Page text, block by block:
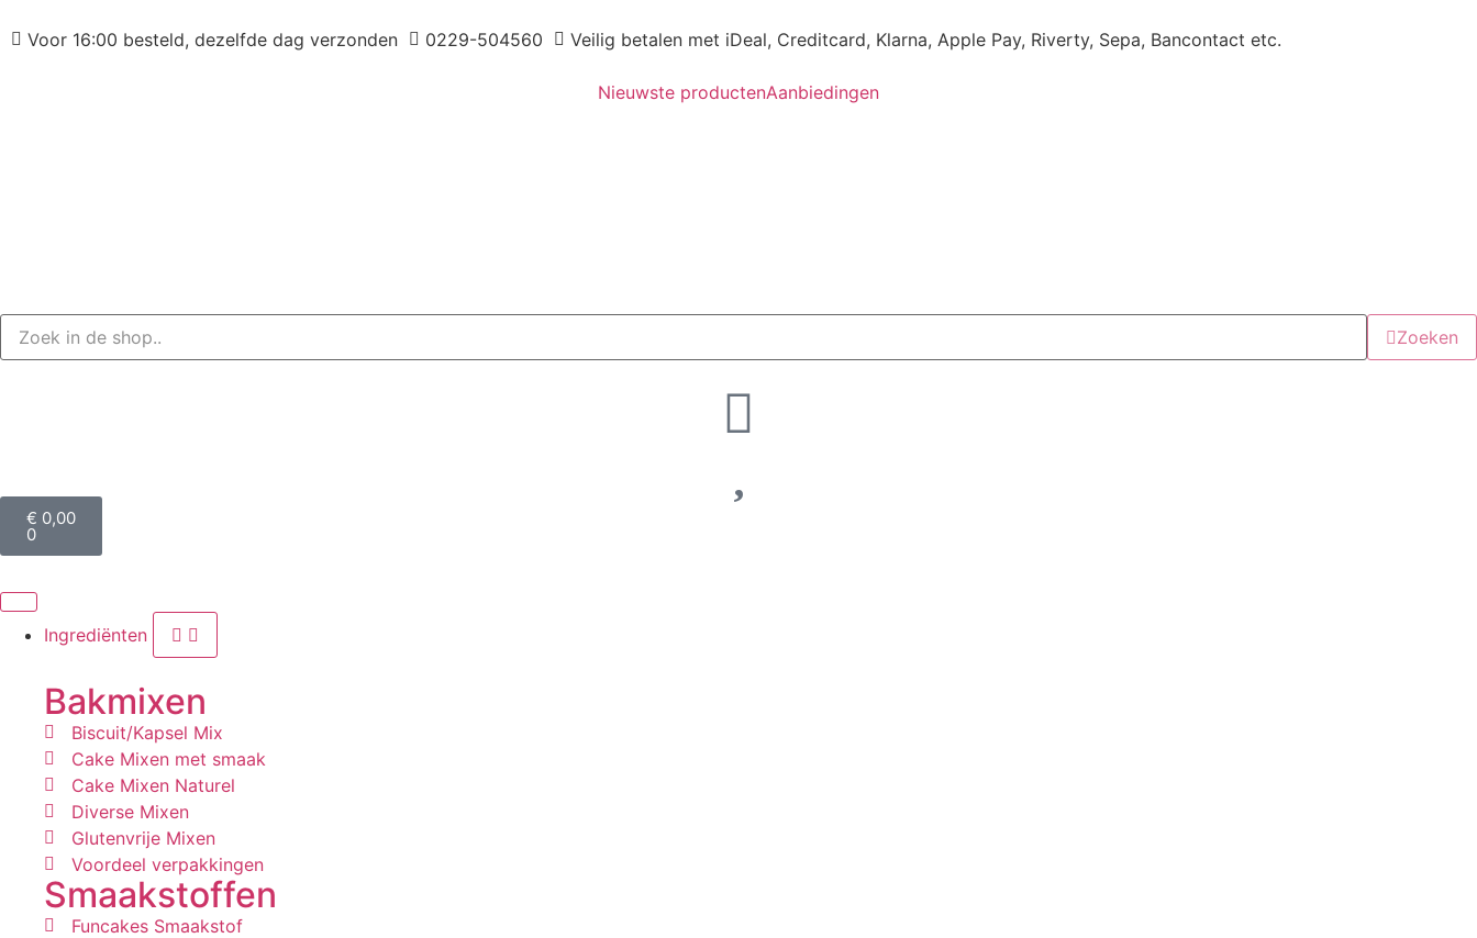
Voor 16:00 besteld, dezelfde dag verzonden 0229-504560 Veilig betalen met iDeal, Creditcard, Klarna, Apple Pay, Riverty, Sepa, Bancontact etc.
Nieuwste productenAanbiedingen
Zoeken
€ 0,00
0
Ingrediënten
Bakmixen
Biscuit/Kapsel Mix
Cake Mixen met smaak
Cake Mixen Naturel
Diverse Mixen
Glutenvrije Mixen
Voordeel verpakkingen
Smaakstoffen
Funcakes Smaakstof